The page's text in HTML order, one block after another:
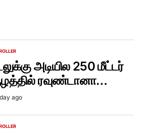
அடியில 250 மீட்டர்
ரவுண்டானா…
ago